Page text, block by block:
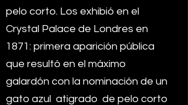
pelo corto. Los exhibió en el
Crystal Palace de Londres en
1871: primera aparición pública
que resultó en el máximo
galardón con la nominación de un
gato azul atigrado de pelo corto